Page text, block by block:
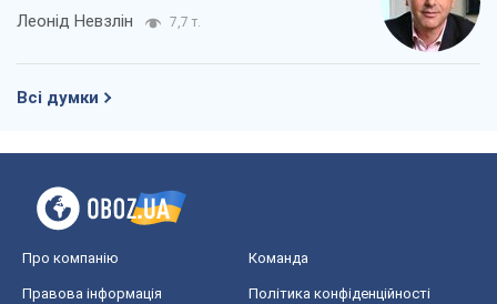
Леонід Невзлін 7,7 т.
Всі думки
Про компанію Команда
Правова інформація Політика конфіденційності